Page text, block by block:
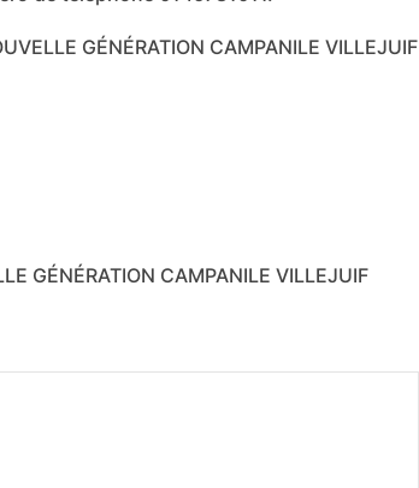
GÉNÉRATION CAMPANILE VILLEJUIF
GÉNÉRATION CAMPANILE VILLEJUIF